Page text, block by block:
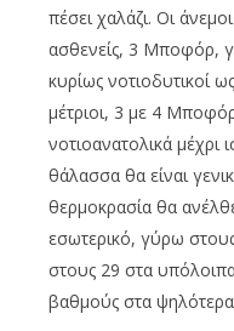
πέσει χαλάζι. Οι
ασθενείς, 3 Μποφόρ,
κυρίως νοτιοδυτικοί
μέτριοι, 3 με 4
νοτιοανατολικά
θάλασσα θα είναι
θερμοκρασία θα
εσωτερικό, γύρω
στους 29 στα
βαθμούς στα ψηλότερα